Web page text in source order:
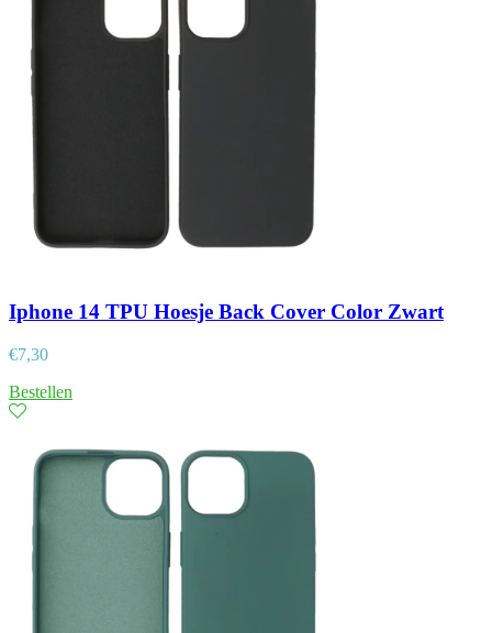
Iphone 14 TPU Hoesje Back Cover Color Zwart
€7,30
Bestellen